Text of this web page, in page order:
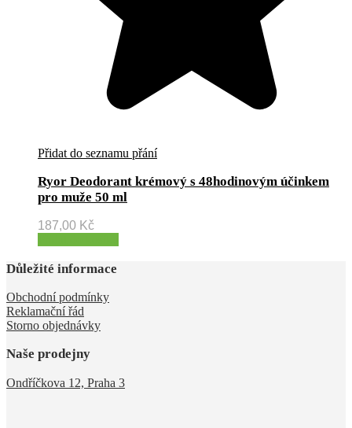
Přidat do seznamu přání
Ryor Deodorant krémový s 48hodinovým účinkem
pro muže 50 ml
187,00 Kč
Důležité informace
Obchodní podmínky
Reklamační řád
Storno objednávky
Naše prodejny
Ondříčkova 12, Praha 3